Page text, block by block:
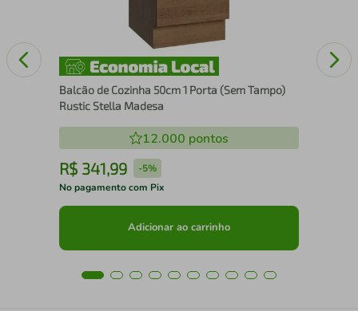
Balcão de Cozinha 50cm 1 Porta (Sem Tampo)
Rustic Stella Madesa
12.000 pontos
R$ 341,99 -5%
No pagamento com Pix
Adicionar ao carrinho